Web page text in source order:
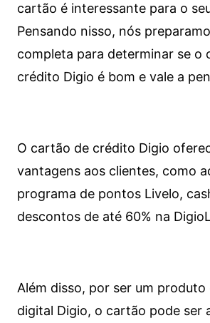
cartão é interessante para o
Pensando nisso, nós
completa para determinar se o
crédito Digio é bom e vale a
O cartão de crédito Digio
vantagens aos clientes, como
programa de pontos Livelo,
descontos de até 60% na
Além disso, por ser um produto
digital Digio, o cartão pode ser